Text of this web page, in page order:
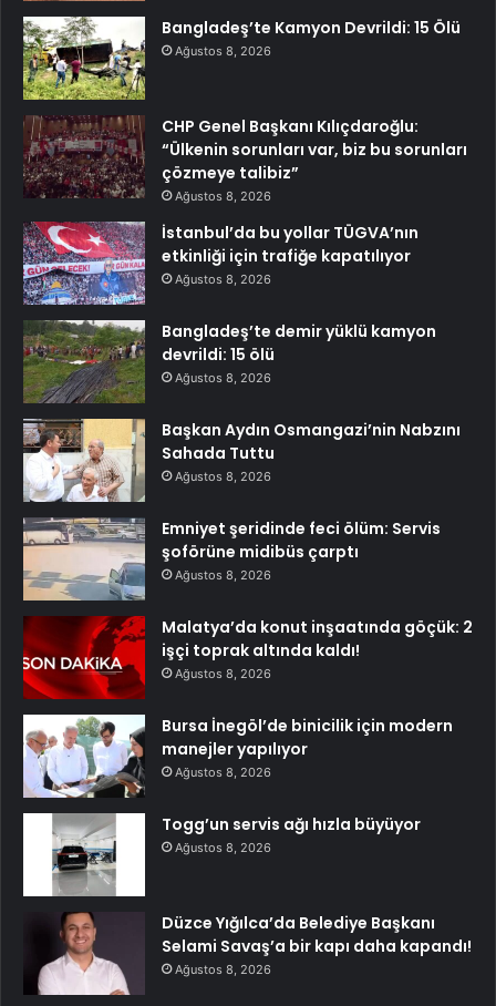
Bangladeş’te Kamyon Devrildi: 15 Ölü
Ağustos 8, 2026
CHP Genel Başkanı Kılıçdaroğlu:
“Ülkenin sorunları var, biz bu sorunları
çözmeye talibiz”
Ağustos 8, 2026
İstanbul’da bu yollar TÜGVA’nın
etkinliği için trafiğe kapatılıyor
Ağustos 8, 2026
Bangladeş’te demir yüklü kamyon
devrildi: 15 ölü
Ağustos 8, 2026
Başkan Aydın Osmangazi’nin Nabzını
Sahada Tuttu
Ağustos 8, 2026
Emniyet şeridinde feci ölüm: Servis
şoförüne midibüs çarptı
Ağustos 8, 2026
Malatya’da konut inşaatında göçük: 2
işçi toprak altında kaldı!
Ağustos 8, 2026
Bursa İnegöl’de binicilik için modern
manejler yapılıyor
Ağustos 8, 2026
Togg’un servis ağı hızla büyüyor
Ağustos 8, 2026
Düzce Yığılca’da Belediye Başkanı
Selami Savaş’a bir kapı daha kapandı!
Ağustos 8, 2026